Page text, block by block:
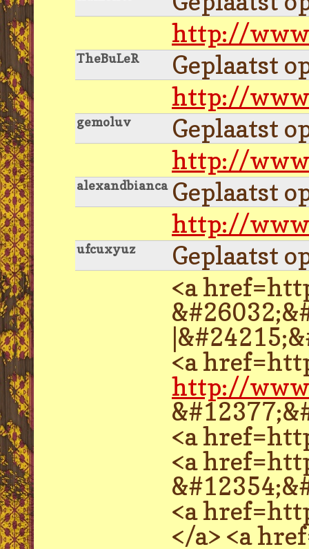
http://
TheBuLeR
Geplaatst
http://
gemoluv
Geplaatst
http://
alexandbianca Geplaatst
http://
ufcuxyuz
Geplaatst
<a
<a
http://
<a
<a
<a
</a> <a